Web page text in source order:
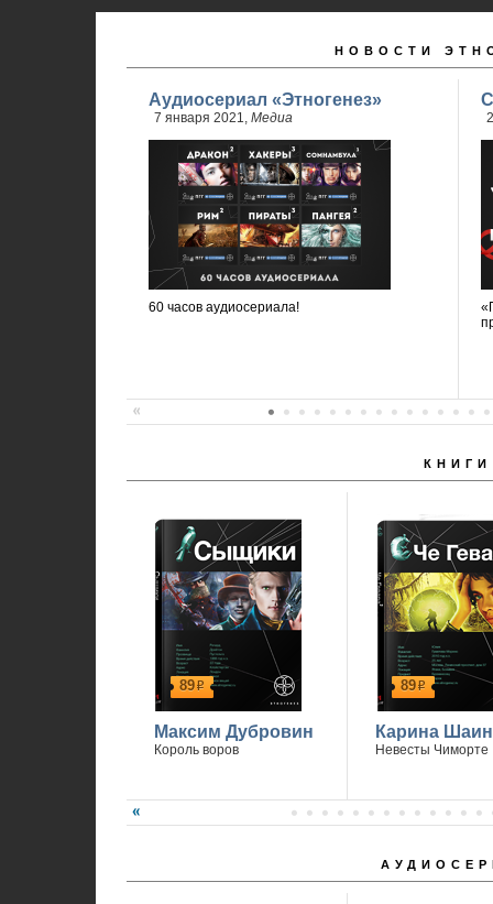
НОВОСТИ
Аудиосериал «Этногенез»
7 января 2021, Медиа
60 часов аудиосериала!
КНИГИ
89р
Максим Дубровин
Король воров
89р
Карина
Невесты Чиморте